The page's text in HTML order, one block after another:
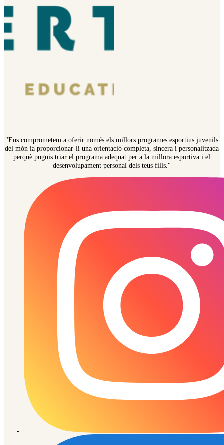
"Ens comprometem a oferir només els millors programes esportius juvenils
del món ia proporcionar-li una orientació completa, sincera i personalitzada
perquè puguis triar el programa adequat per a la millora esportiva i el
desenvolupament personal dels teus fills."